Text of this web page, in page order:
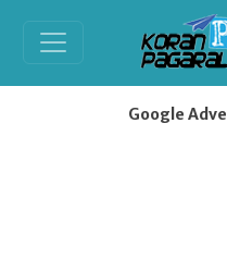
Google